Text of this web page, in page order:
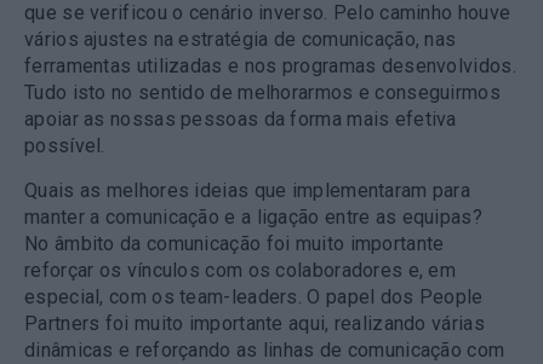
que se verificou o cenário inverso. Pelo caminho houve
vários ajustes na estratégia de comunicação, nas
ferramentas utilizadas e nos programas desenvolvidos.
Tudo isto no sentido de melhorarmos e conseguirmos
apoiar as nossas pessoas da forma mais efetiva
possível.
Quais as melhores ideias que implementaram para
manter a comunicação e a ligação entre as equipas?
No âmbito da comunicação foi muito importante
reforçar os vínculos com os colaboradores e, em
especial, com os team-leaders. O papel dos People
Partners foi muito importante aqui, realizando várias
dinâmicas e reforçando as linhas de comunicação com